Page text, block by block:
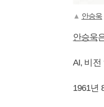
▲ 안승욱
안승욱
AI, 비전
1961년